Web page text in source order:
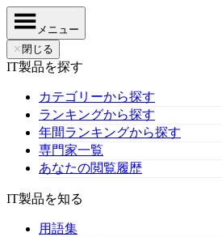
メニュー
✕ 閉じる
IT製品を探す
カテゴリーから探す
ランキングから探す
年間ランキングから探す
専門家一覧
あなたの閲覧履歴
IT製品を知る
用語集